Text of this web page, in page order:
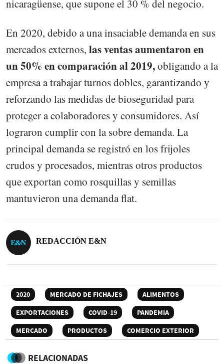
nicaragüense, que supone el 30 % del negocio.
En 2020, debido a una insaciable demanda en sus
mercados externos, las ventas aumentaron en
un 50% en comparación al 2019,obligando a la
empresa a trabajar turnos dobles, garantizando y
reforzando las medidas de bioseguridad para
proteger a colaboradores y consumidores. Así
lograron cumplir con la sobre demanda. La
principal demanda se registró en los frijoles
crudos y procesados, mientras otros productos
que exportan como rosquillas y semillas
mantuvieron una demanda flat.
REDACCIÓN E&N
2020 MERCADO DE FICHAJES
ALIMENTOS
EXPORTACIONES
COVID-19
PANDEMIA
MERCADO
PRODUCTOS COMERCIO EXTERIOR
RELACIONADAS